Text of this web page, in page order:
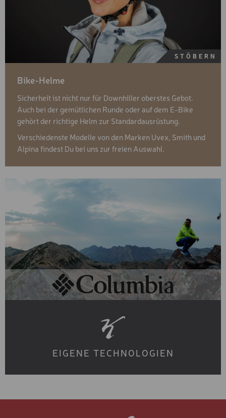
Bike-Helme
Sicherheit ist nicht nur für Downhiller oberstes Gebot.
Auch bei der gemütlichen Runde oder auf dem E-Bike
gehört der richtige Helm zur Standardausrüstung.
Verschiedenste Modelle von den Marken Uvex, Smith und
Alpina findest Du bei uns zur freien Auswahl.
STÖBERN
ERBE AUS DEM PAZIFISCHEN
NORDWESTEN